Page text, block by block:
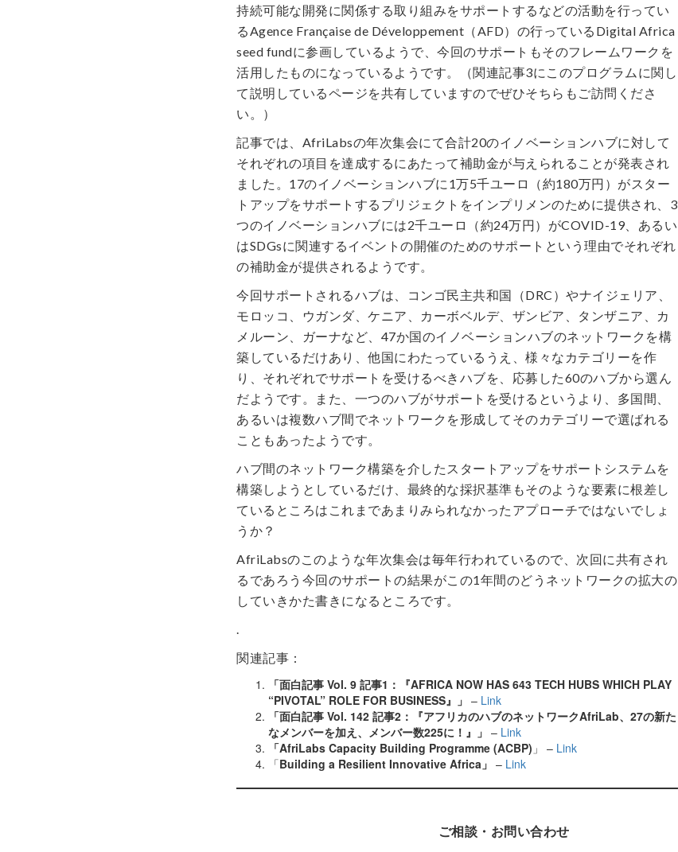
持続可能な開発に関係する取り組みをサポートするなどの活動を行ってい
るAgence Française de Développement（AFD）の行っているDigital Africa
seed fundに参画しているようで、今回のサポートもそのフレームワークを
活用したものになっているようです。（関連記事3にこのプログラムに関し
て説明しているページを共有していますのでぜひそちらもご訪問くださ
い。）
記事では、AfriLabsの年次集会にて合計20のイノベーションハブに対して
それぞれの項目を達成するにあたって補助金が与えられることが発表され
ました。17のイノベーションハブに1万5千ユーロ（約180万円）がスター
トアップをサポートするプリジェクトをインプリメンのために提供され、3
つのイノベーションハブには2千ユーロ（約24万円）がCOVID-19、あるい
はSDGsに関連するイベントの開催のためのサポートという理由でそれぞれ
の補助金が提供されるようです。
今回サポートされるハブは、コンゴ民主共和国（DRC）やナイジェリア、
モロッコ、ウガンダ、ケニア、カーボベルデ、ザンビア、タンザニア、カ
メルーン、ガーナなど、47か国のイノベーションハブのネットワークを構
築しているだけあり、他国にわたっているうえ、様々なカテゴリーを作
り、それぞれでサポートを受けるべきハブを、応募した60のハブから選ん
だようです。また、一つのハブがサポートを受けるというより、多国間、
あるいは複数ハブ間でネットワークを形成してそのカテゴリーで選ばれる
こともあったようです。
ハブ間のネットワーク構築を介したスタートアップをサポートシステムを
構築しようとしているだけ、最終的な採択基準もそのような要素に根差し
ているところはこれまであまりみられなかったアプローチではないでしょ
うか？
AfriLabsのこのような年次集会は毎年行われているので、次回に共有され
るであろう今回のサポートの結果がこの1年間のどうネットワークの拡大の
していきかた書きになるところです。
.
関連記事：
「面白記事 Vol. 9 記事1：『AFRICA NOW HAS 643 TECH HUBS WHICH PLAY
“PIVOTAL” ROLE FOR BUSINESS』」 – Link
「面白記事 Vol. 142 記事2：『アフリカのハブのネットワークAfriLab、27の新た
なメンバーを加え、メンバー数225に！』」 – Link
「AfriLabs Capacity Building Programme (ACBP) 」 – Link
「Building a Resilient Innovative Africa」 – Link
ご相談・お問い合わせ